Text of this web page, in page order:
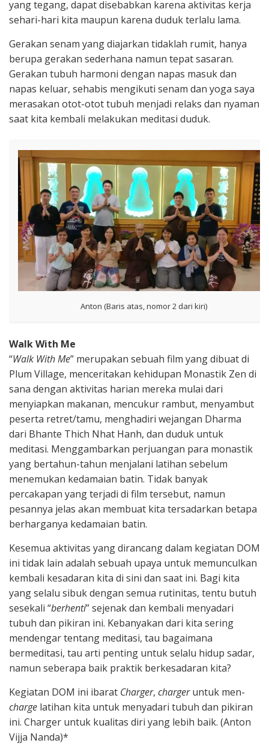
yang tegang, dapat disebabkan karena aktivitas kerja
sehari-hari kita maupun karena duduk terlalu lama.
Gerakan senam yang diajarkan tidaklah rumit, hanya
berupa gerakan sederhana namun tepat sasaran.
Gerakan tubuh harmoni dengan napas masuk dan
napas keluar, sehabis mengikuti senam dan yoga saya
merasakan otot-otot tubuh menjadi relaks dan nyaman
saat kita kembali melakukan meditasi duduk.
Anton (Baris atas, nomor 2 dari kiri)
Walk With Me
“Walk With Me” merupakan sebuah film yang dibuat di
Plum Village, menceritakan kehidupan Monastik Zen di
sana dengan aktivitas harian mereka mulai dari
menyiapkan makanan, mencukur rambut, menyambut
peserta retret/tamu, menghadiri wejangan Dharma
dari Bhante Thich Nhat Hanh, dan duduk untuk
meditasi. Menggambarkan perjuangan para monastik
yang bertahun-tahun menjalani latihan sebelum
menemukan kedamaian batin. Tidak banyak
percakapan yang terjadi di film tersebut, namun
pesannya jelas akan membuat kita tersadarkan betapa
berharganya kedamaian batin.
Kesemua aktivitas yang dirancang dalam kegiatan DOM
ini tidak lain adalah sebuah upaya untuk memunculkan
kembali kesadaran kita di sini dan saat ini. Bagi kita
yang selalu sibuk dengan semua rutinitas, tentu butuh
sesekali “berhenti” sejenak dan kembali menyadari
tubuh dan pikiran ini. Kebanyakan dari kita sering
mendengar tentang meditasi, tau bagaimana
bermeditasi, tau arti penting untuk selalu hidup sadar,
namun seberapa baik praktik berkesadaran kita?
Kegiatan DOM ini ibarat Charger, chargeruntuk men-
charge latihan kita untuk menyadari tubuh dan pikiran
ini. Charger untuk kualitas diri yang lebih baik. (Anton
Vijja Nanda)*